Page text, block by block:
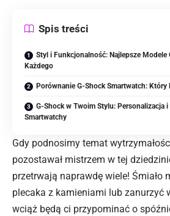
Spis treści
Styl i Funkcjonalność: Najlepsze Modele
Każdego
Porównanie G-Shock Smartwatch: Który
G-Shock w Twoim Stylu: Personalizacja i
Smartwatchy
Gdy podnosimy temat
pozostawał mistrzem w tej
przetrwają naprawdę wiele! Śmiało
plecaka z kamieniami lub zanurzyć
wciąż będą ci przypominać o